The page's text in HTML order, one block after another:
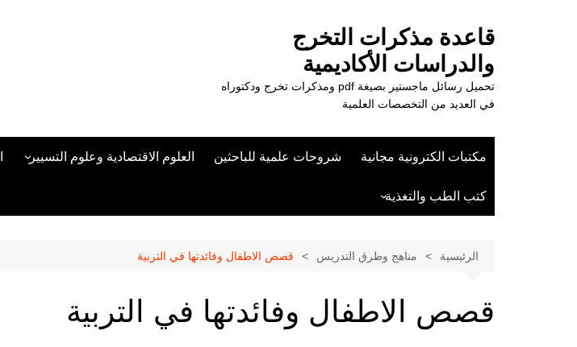
قاعدة مذكرات التخرج
والدراسات الأكاديمية
تحميل رسائل ماجستير بصيغة pdf ومذكرات تخرج ودكتوراه
في العديد من التخصصات العلمية
مكتبات الكترونية مجانية شروحات علمية للباحثين العلوم الاقتصادية وعلوم التسيير
علوم الادارة والموارد البشرية
كتب الطب والتغذية
الرئيسية مناهج وطرق التدريس قصص الاطفال وفائدتها في التربية
قصص الاطفال وفائدتها في التربية